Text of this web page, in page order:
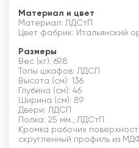
Материал и цвет
Материал: ЛДСтП
Цвет фабрик: Итальянский
Размеры
Вес (кг): 69.8
Топы шкафов: ЛДСП
Высота (см): 136
Глубина (см): 46
Ширина (см): 89
Двери: ЛДСП
Полка: 25 мм., ЛДСтП
Кромка рабочих
скругленный профиль из